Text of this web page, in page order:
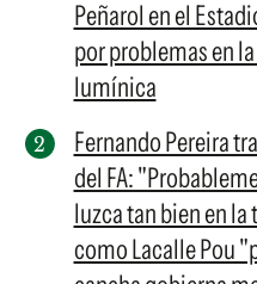
Suscribite x US$ 3,45
Peñarol en el
por problemas en
lumínica
Fernando Pereira
del FA:
luzca tan bien en
como Lacalle Pou